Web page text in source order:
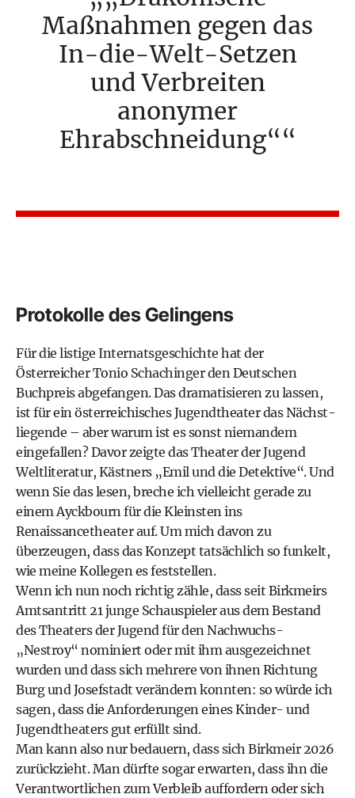
Maßnahmen gegen das
In-die-Welt-Setzen
und Verbreiten
anonymer
Ehrabschneidung“
Protokolle des Gelingens
Für die listige Internatsgeschichte hat der
Österreicher Tonio Schachinger den Deutschen
Buchpreis abgefangen. Das dramatisieren zu lassen,
ist für ein öster­reichisches Jugendtheater das Nächst-
liegende – aber warum ist es sonst niemandem
eingefallen? Davor zeigte das Theater der Jugend
Weltliteratur, Kästners „Emil und die Detektive“. Und
wenn Sie das lesen, breche ich vielleicht gerade zu
einem Ayckbourn für die Kleinsten ins
Renaissancetheater auf. Um mich davon zu
überzeugen, dass das Konzept tatsächlich so funkelt,
wie meine Kollegen es feststellen.
Wenn ich nun noch richtig zähle, dass seit Birkmeirs
Amtsantritt 21 junge Schauspieler aus dem Bestand
des Theaters der Jugend für den Nachwuchs-
„Nestroy“ nominiert oder mit ihm ausgezeichnet
wurden und dass sich mehrere von ihnen Richtung
Burg und Josefstadt verändern konnten: so würde ich
sagen, dass die Anforderungen eines Kinder- und
Jugendtheaters gut erfüllt sind.
Man kann also nur bedauern, dass sich Birkmeir 2026
zurückzieht. Man dürfte sogar erwarten, dass ihn die
Verantwortlichen zum Verbleib auffordern oder sich